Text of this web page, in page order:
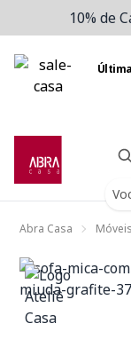
10% de
Abra Casa Móveis